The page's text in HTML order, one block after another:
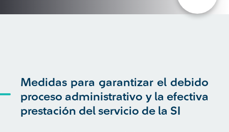
Medidas para garantizar el debido
proceso administrativo y la efectiva
prestación del servicio de la SI